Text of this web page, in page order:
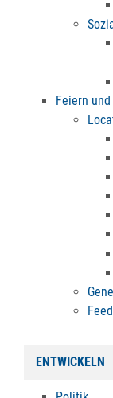
Feiern und
ENTWICKELN